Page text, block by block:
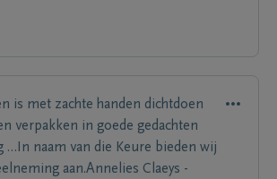
is met zachte handen dichtdoen
verpakken in goede gedachten
…In naam van die Keure bieden wij
aan.Annelies Claeys -